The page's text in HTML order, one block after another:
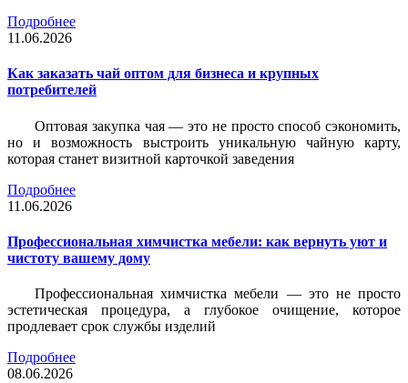
Подробнее
11.06.2026
Как заказать чай оптом для бизнеса и крупных
потребителей
Оптовая закупка чая — это не просто способ сэкономить,
но и возможность выстроить уникальную чайную карту,
которая станет визитной карточкой заведения
Подробнее
11.06.2026
Профессиональная химчистка мебели: как вернуть уют и
чистоту вашему дому
Профессиональная химчистка мебели — это не просто
эстетическая процедура, а глубокое очищение, которое
продлевает срок службы изделий
Подробнее
08.06.2026